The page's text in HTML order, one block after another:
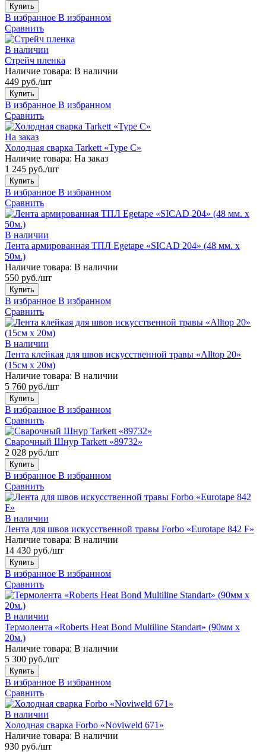
Купить
В избранное В избранном
Сравнить
В наличии
Стрейч пленка
Наличие товара: В наличии
449 руб./шт
Купить
В избранное В избранном
Сравнить
На заказ
Холодная сварка Tarkett «Type C»
Наличие товара: На заказ
1 245 руб./шт
Купить
В избранное В избранном
Сравнить
В наличии
Лента армированная ТПЛ Egetape «SICAD 204» (48 мм. х
50м.)
Наличие товара: В наличии
550 руб./шт
Купить
В избранное В избранном
Сравнить
В наличии
Лента клейкая для швов искусственной травы «Alltop 20»
(15см х 20м)
Наличие товара: В наличии
5 760 руб./шт
Купить
В избранное В избранном
Сравнить
Сварочный Шнур Tarkett «89732»
2 028 руб./шт
Купить
В избранное В избранном
Сравнить
В наличии
Лента для швов искусственной травы Forbo «Eurotape 842 F»
Наличие товара: В наличии
14 430 руб./шт
Купить
В избранное В избранном
Сравнить
В наличии
Термолента «Roberts Heat Bond Multiline Standart» (90мм х
20м.)
Наличие товара: В наличии
5 300 руб./шт
Купить
В избранное В избранном
Сравнить
В наличии
Холодная сварка Forbo «Noviweld 671»
Наличие товара: В наличии
930 руб./шт